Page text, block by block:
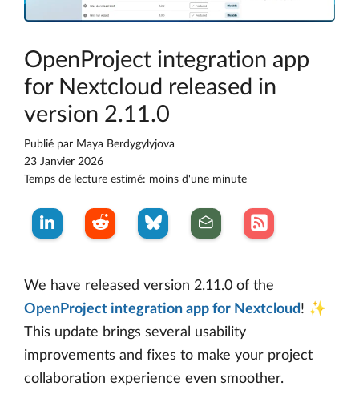
OpenProject integration app
for Nextcloud released in
version 2.11.0
Publié par Maya Berdygylyjova
23 Janvier 2026
Temps de lecture estimé: moins d'une minute
We have released version 2.11.0 of the
OpenProject integration app for Nextcloud! ✨
This update brings several usability
improvements and fixes to make your project
collaboration experience even smoother.